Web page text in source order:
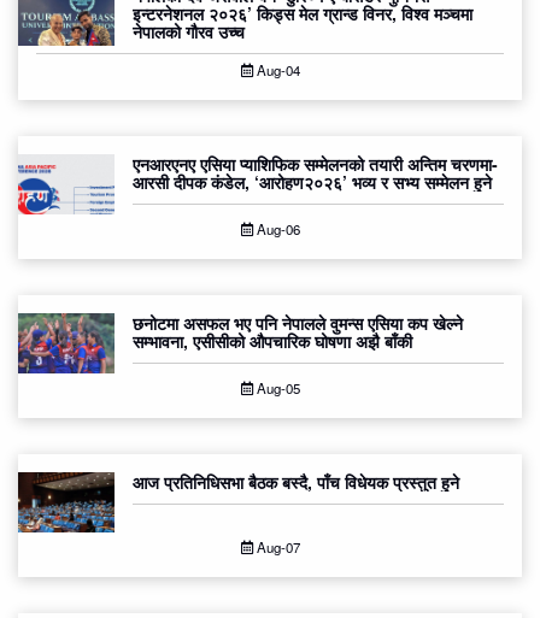
इन्टरनेशनल २०२६’ किड्स मेल ग्रान्ड विनर, विश्व मञ्चमा
नेपालको गौरव उच्च
Aug-04
एनआरएनए एसिया प्याशिफिक सम्मेलनको तयारी अन्तिम चरणमा-
आरसी दीपक कंडेल, ‘आरोहण२०२६’ भव्य र सभ्य सम्मेलन हुने
Aug-06
छनोटमा असफल भए पनि नेपालले वुमन्स एसिया कप खेल्ने
सम्भावना, एसीसीको औपचारिक घोषणा अझै बाँकी
Aug-05
आज प्रतिनिधिसभा बैठक बस्दै, पाँच विधेयक प्रस्तुत हुने
Aug-07